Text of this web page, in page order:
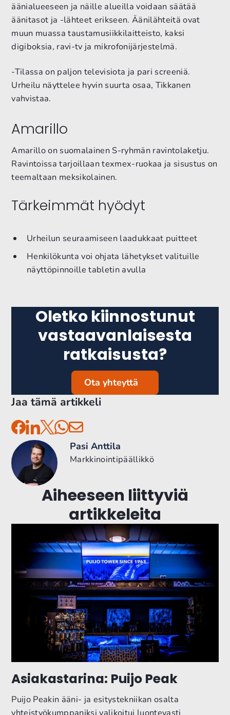
äänialueeseen ja näille alueilla voidaan säätää
äänitasot ja -lähteet erikseen. Äänilähteitä ovat
muun muassa taustamusiikkilaitteisto, kaksi
digiboksia, ravi-tv ja mikrofonijärjestelmä.
-Tilassa on paljon televisiota ja pari screeniä.
Urheilu näyttelee hyvin suurta osaa, Tikkanen
vahvistaa.
Amarillo
Amarillo on suomalainen S-ryhmän ravintolaketju.
Ravintoissa tarjoillaan texmex-ruokaa ja sisustus on
teemaltaan meksikolainen.
Tärkeimmät hyödyt
Urheilun seuraamiseen laadukkaat puitteet
Henkilökunta voi ohjata lähetykset valituille
näyttöpinnoille tabletin avulla
Oletko kiinnostunut
vastaavanlaisesta
ratkaisusta?
Ota yhteyttä
Jaa tämä artikkeli
Pasi Anttila
Markkinointipäällikkö
Aiheeseen liittyviä
artikkeleita
Asiakastarina: Puijo Peak
Puijo Peakin ääni- ja esitystekniikan osalta
yhteistyökumppaniksi valikoitui luontevasti